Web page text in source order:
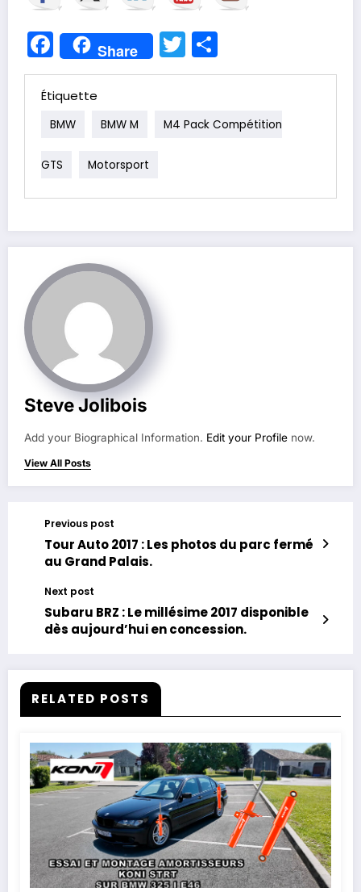
Facebook
Share Twitter
Étiquette
BMW BMW M M4 Pack Compétition
GTS Motorsport
Steve Jolibois
Add your Biographical Information. Edit your Profile now.
View All Posts
Previous post
Tour Auto 2017 : Les photos du parc fermé
au Grand Palais.
Next post
Subaru BRZ : Le millésime 2017 disponible
dès aujourd’hui en concession.
RELATED POSTS